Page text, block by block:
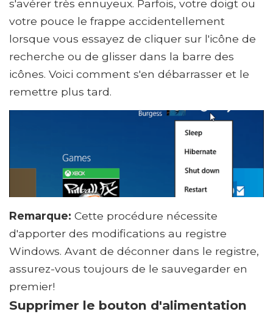
s'avérer très ennuyeux. Parfois, votre doigt ou
votre pouce le frappe accidentellement
lorsque vous essayez de cliquer sur l'icône de
recherche ou de glisser dans la barre des
icônes. Voici comment s'en débarrasser et le
remettre plus tard.
Remarque: Cette procédure nécessite
d'apporter des modifications au registre
Windows. Avant de déconner dans le registre,
assurez-vous toujours de le sauvegarder en
premier!
Supprimer le bouton d'alimentation